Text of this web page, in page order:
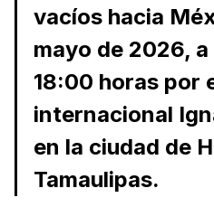
vacíos hacia
mayo de 2026,
18:00 horas por
internacional
en la ciudad de
Tamaulipas.